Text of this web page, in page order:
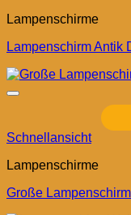
Lampenschirme
Lampenschirm Antik
Schnellansicht
Lampenschirme
Große